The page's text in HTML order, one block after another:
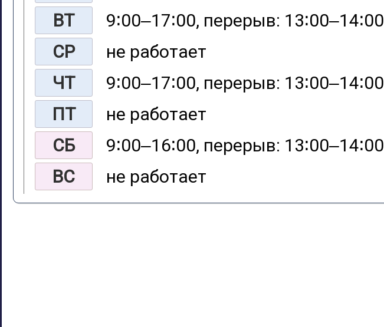
ВТ
9∶00‒17∶00, перерыв: 13∶00‒14∶00
СР
не работает
ЧТ
9∶00‒17∶00, перерыв: 13∶00‒14∶00
ПТ
не работает
СБ
9∶00‒16∶00, перерыв: 13∶00‒14∶00
ВС
не работает